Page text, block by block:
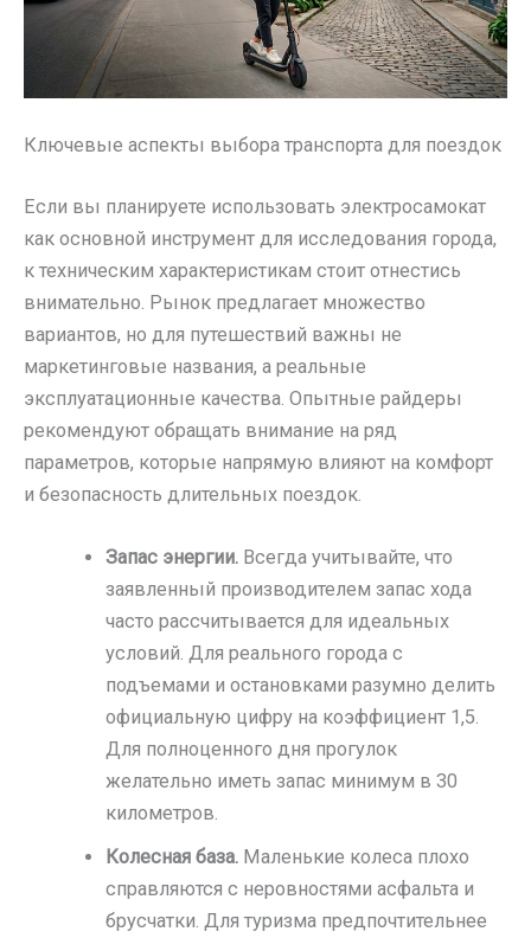
Ключевые аспекты выбора транспорта для поездок
Если вы планируете использовать электросамокат
как основной инструмент для исследования города,
к техническим характеристикам стоит отнестись
внимательно. Рынок предлагает множество
вариантов, но для путешествий важны не
маркетинговые названия, а реальные
эксплуатационные качества. Опытные райдеры
рекомендуют обращать внимание на ряд
параметров, которые напрямую влияют на комфорт
и безопасность длительных поездок.
Запас энергии. Всегда учитывайте, что
заявленный производителем запас хода
часто рассчитывается для идеальных
условий. Для реального города с
подъемами и остановками разумно делить
официальную цифру на коэффициент 1,5.
Для полноценного дня прогулок
желательно иметь запас минимум в 30
километров.
Колесная база. Маленькие колеса плохо
справляются с неровностями асфальта и
брусчатки. Для туризма предпочтительнее